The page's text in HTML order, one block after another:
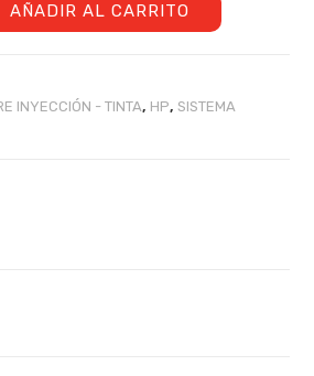
AÑADIR AL CARRITO
INYECCIÓN - TINTA, HP, SISTEMA